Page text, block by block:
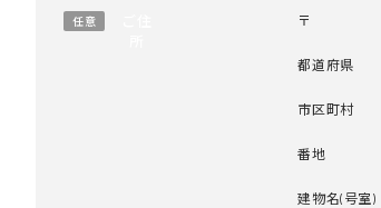
任意 〒
都道府県
市区町村
番地
建物名(号室)